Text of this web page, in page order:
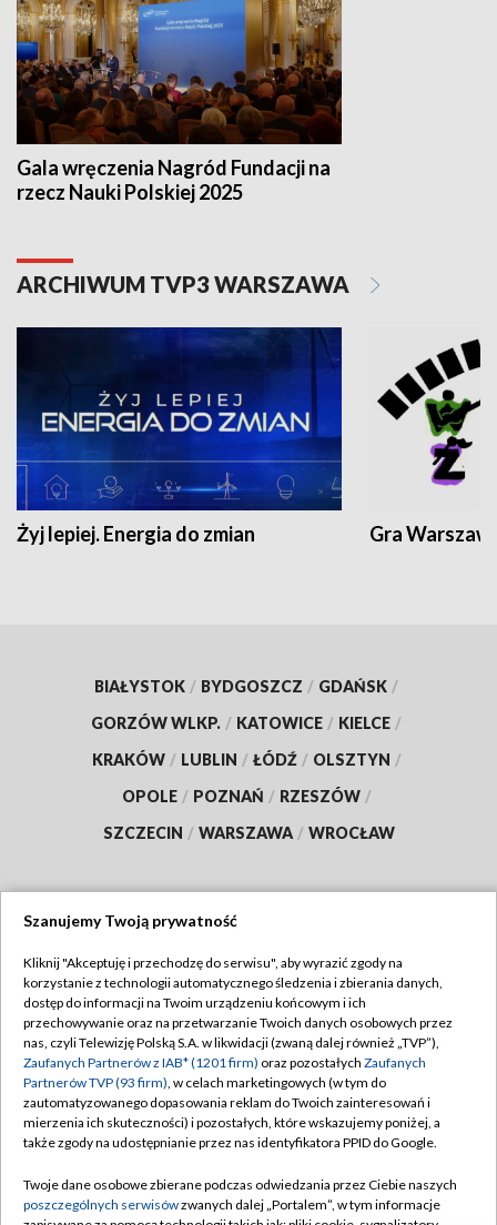
Gala wręczenia Nagród Fundacji na
rzecz Nauki Polskiej 2025
ARCHIWUM TVP3 WARSZAWA
Żyj lepiej. Energia do zmian Gra
BIAŁYSTOK / BYDGOSZCZ / GDAŃSK /
GORZÓW WLKP. / KATOWICE / KIELCE /
KRAKÓW / LUBLIN / ŁÓDŹ / OLSZTYN /
OPOLE / POZNAŃ / RZESZÓW /
SZCZECIN / WARSZAWA / WROCŁAW
TVP
Abonament TVP
Emisja w TVP
Centrum informacji TVP
Naziemna Telewizja Cyfrowa
Rada Programowa
Regulamin TVP
Polityka prywatności
Moje zgody
Pomoc
Kontakt
Szanujemy Twoją prywatność
Kliknij "Akceptuję i przechodzę do serwisu", aby wyrazić zgody na
korzystanie z technologii automatycznego śledzenia i zbierania danych,
dostęp do informacji na Twoim urządzeniu końcowym i ich
przechowywanie oraz na przetwarzanie Twoich danych osobowych przez
nas, czyli Telewizję Polską S.A. w likwidacji (zwaną dalej również „TVP”),
Zaufanych Partnerów z IAB* (1201 firm) oraz pozostałych Zaufanych
Partnerów TVP (93 firm), w celach marketingowych (w tym do
zautomatyzowanego dopasowania reklam do Twoich zainteresowań i
mierzenia ich skuteczności) i pozostałych, które wskazujemy poniżej, a
także zgody na udostępnianie przez nas identyfikatora PPID do Google.
Twoje dane osobowe zbierane podczas odwiedzania przez Ciebie naszych
poszczególnych serwisówzwanych dalej „Portalem”, w tym informacje